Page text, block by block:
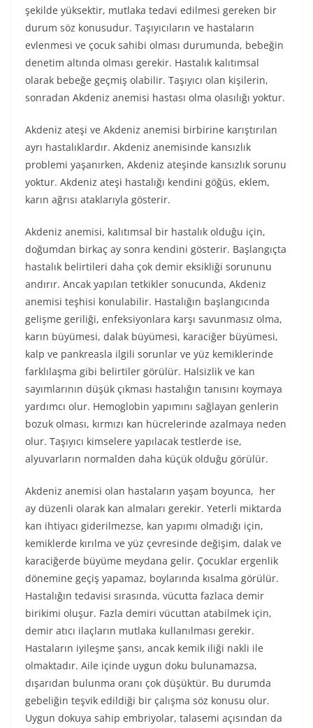
şekilde yüksektir, mutlaka tedavi edilmesi gereken bir
durum söz konusudur. Taşıyıcıların ve hastaların
evlenmesi ve çocuk sahibi olması durumunda, bebeğin
denetim altında olması gerekir. Hastalık kalıtımsal
olarak bebeğe geçmiş olabilir. Taşıyıcı olan kişilerin,
sonradan Akdeniz anemisi hastası olma olasılığı yoktur.
Akdeniz ateşi ve Akdeniz anemisi birbirine karıştırılan
ayrı hastalıklardır. Akdeniz anemisinde kansızlık
problemi yaşanırken, Akdeniz ateşinde kansızlık sorunu
yoktur. Akdeniz ateşi hastalığı kendini göğüs, eklem,
karın ağrısı ataklarıyla gösterir.
Akdeniz anemisi, kalıtımsal bir hastalık olduğu için,
doğumdan birkaç ay sonra kendini gösterir. Başlangıçta
hastalık belirtileri daha çok demir eksikliği sorununu
andırır. Ancak yapılan tetkikler sonucunda, Akdeniz
anemisi teşhisi konulabilir. Hastalığın başlangıcında
gelişme geriliği, enfeksiyonlara karşı savunmasız olma,
karın büyümesi, dalak büyümesi, karaciğer büyümesi,
kalp ve pankreasla ilgili sorunlar ve yüz kemiklerinde
farklılaşma gibi belirtiler görülür. Halsizlik ve kan
sayımlarının düşük çıkması hastalığın tanısını koymaya
yardımcı olur. Hemoglobin yapımını sağlayan genlerin
bozuk olması, kırmızı kan hücrelerinde azalmaya neden
olur. Taşıyıcı kimselere yapılacak testlerde ise,
alyuvarların normalden daha küçük olduğu görülür.
Akdeniz anemisi olan hastaların yaşam boyunca, her
ay düzenli olarak kan almaları gerekir. Yeterli miktarda
kan ihtiyacı giderilmezse, kan yapımı olmadığı için,
kemiklerde kırılma ve yüz çevresinde değişim, dalak ve
karaciğerde büyüme meydana gelir. Çocuklar ergenlik
dönemine geçiş yapamaz, boylarında kısalma görülür.
Hastalığın tedavisi sırasında, vücutta fazlaca demir
birikimi oluşur. Fazla demiri vücuttan atabilmek için,
demir atıcı ilaçların mutlaka kullanılması gerekir.
Hastaların iyileşme şansı, ancak kemik iliği nakli ile
olmaktadır. Aile içinde uygun doku bulunamazsa,
dışarıdan bulunma oranı çok düşüktür. Bu durumda
gebeliğin teşvik edildiği bir çalışma söz konusu olur.
Uygun dokuya sahip embriyolar, talasemi açısından da